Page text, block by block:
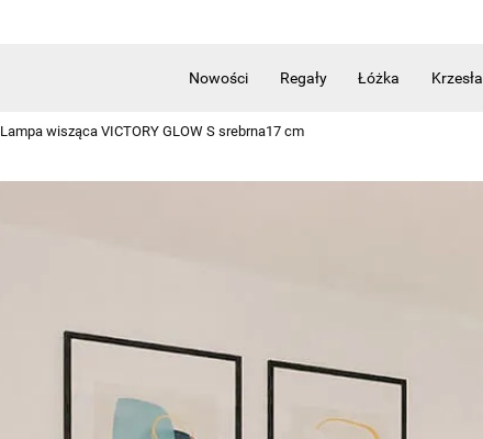
Nowości Regały Łóżka Krzesła
Lampa wisząca VICTORY GLOW S srebrna17 cm